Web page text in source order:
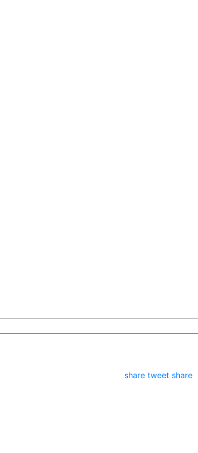
share tweet share